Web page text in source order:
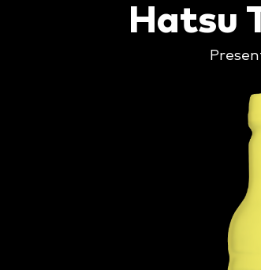
Hatsu